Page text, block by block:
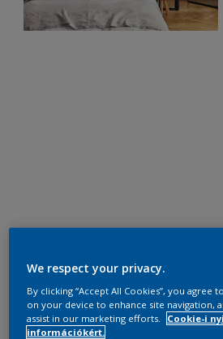
We respect your privacy.
By clicking “Accept All Cookies”, you agree
on your device to enhance site navigation,
assist in our marketing efforts.
Cookie-i
információkért.